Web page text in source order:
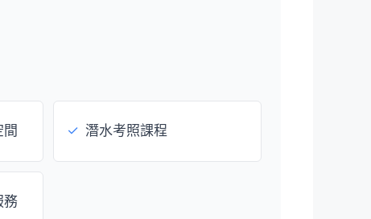
✓ 潛水考照課程
務